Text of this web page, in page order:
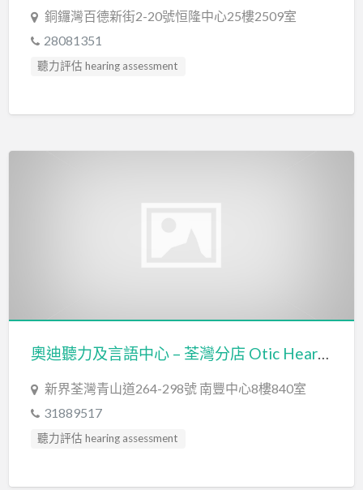
銅鑼灣百德新街2-20號恒隆中心25樓2509室
28081351
聽力評估 hearing assessment
奧迪聽力及言語中心 – 荃灣分店 Otic Hearing & Speech Centre – Tsuen Wan Branch
新界荃灣青山道264-298號 南豐中心8樓840室
31889517
聽力評估 hearing assessment